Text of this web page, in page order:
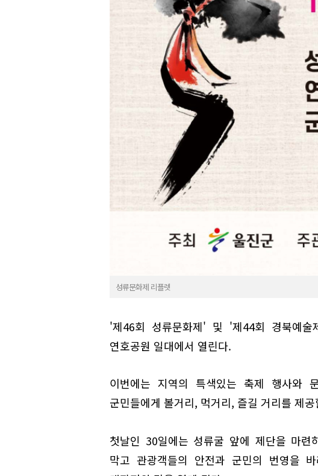
성류문화제 리플렛
'제46회 성류문화제' 및 '제44회 경북예
연호공원 일대에서 열린다.
이번에는 지역의 특색있는 축제 행사와
군민들에게 볼거리, 먹거리, 즐길 거리를 제
첫날인 30일에는 성류굴 앞에 제단을 마련
막고 관광객들의 안전과 군민의 번영을